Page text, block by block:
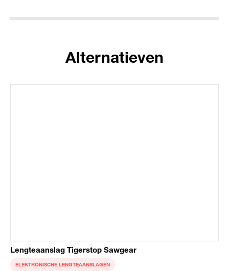
Alternatieven
Lengteaanslag Tigerstop Sawgear
ELEKTRONISCHE LENGTEAANSLAGEN